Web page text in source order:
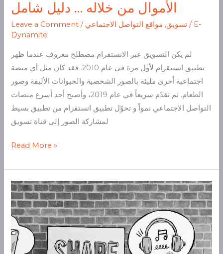
الأموال من خلاله … دليل شامل
Leave a Comment / تسويق, مواقع التواصل الاجتماعي / E-
Dynamite
لم يكن التسويق عبر الانستقرام مصطلح معروف عندما ظهر
تطبيق انستقرام لأول مرة في عام 2010. فقد كان مثل أي منصة
اجتماعية أخرى مليئة بالصور الشخصية والحيوانات الأليفة وصور
الطعام. ثم تقدّم سريعاً في عام 2019، وأصبح أحد أسرع منصات
التواصل الاجتماعي نمواً و تحوّل تطبيق انستقرام من تطبيق بسيط
لمشاركة الصور إلى قناة تسويق
Read More »
دليل
التسويق
عبر
وسائل
التواصل